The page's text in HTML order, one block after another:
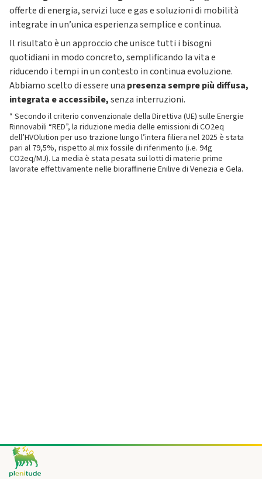
offerte di energia, servizi luce e gas e soluzioni di mobilità
integrate in un’unica esperienza semplice e continua.
Il risultato è un approccio che unisce tutti i bisogni
quotidiani in modo concreto, semplificando la vita e
riducendo i tempi in un contesto in continua evoluzione.
Abbiamo scelto di essere una presenza sempre più diffusa,
integrata e accessibile,senza interruzioni.
* Secondo il criterio convenzionale della Direttiva (UE) sulle Energie
Rinnovabili “RED”, la riduzione media delle emissioni di CO2eq
dell’HVOlution per uso trazione lungo l’intera filiera nel 2025 è stata
pari al 79,5%, rispetto al mix fossile di riferimento (i.e. 94g
CO2eq/MJ). La media è stata pesata sui lotti di materie prime
lavorate effettivamente nelle bioraffinerie Enilive di Venezia e Gela.
Footer